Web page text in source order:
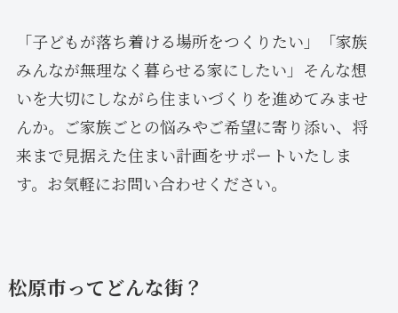
「子どもが落ち着ける場所をつくりたい」「家族
みんなが無理なく暮らせる家にしたい」そんな想
いを大切にしながら住まいづくりを進めてみませ
んか。ご家族ごとの悩みやご希望に寄り添い、将
来まで見据えた住まい計画をサポートいたしま
す。お気軽にお問い合わせください。
松原市ってどんな街？